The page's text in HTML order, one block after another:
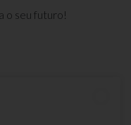
o seu futuro!